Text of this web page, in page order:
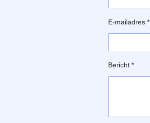
E-mailadres *
Bericht *